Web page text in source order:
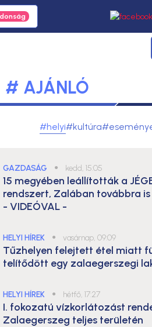
# AJÁNLÓ
#helyi#kultúra
GAZDASÁG ● kedd, 15:05
15 megyében leállították a
rendszert, Zalában továbbra
- VIDEÓVAL -
HELYI HÍREK ● vasárnap, 09:09
Tűzhelyen felejtett étel miatt
telítődött egy zalaegerszegi
HELYI HÍREK ● hétfő, 17:27
I. fokozatú vízkorlátozást
Zalaegerszeg teljes területén